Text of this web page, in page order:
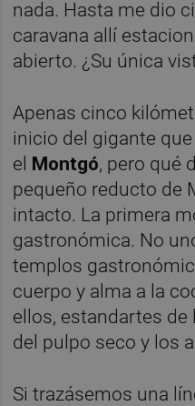
nada. Hasta me dio
caravana allí
abierto. ¿Su única
Apenas cinco
inicio del gigante
el Montgó, pero qué
pequeño reducto de
intacto. La primera
gastronómica. No
templos
cuerpo y alma a la
ellos, estandartes de
del pulpo seco y los
Si trazásemos una